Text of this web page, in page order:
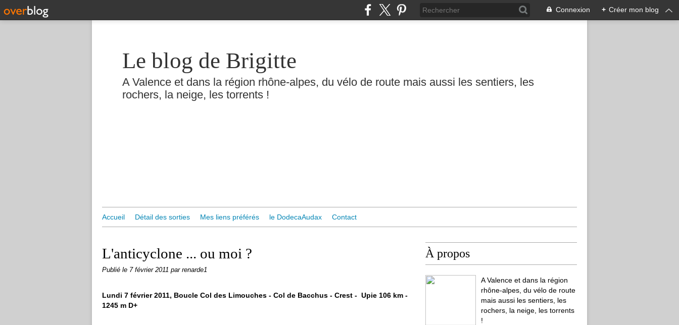
Connexion + Créer mon blog
Le blog de Brigitte
A Valence et dans la région rhône-alpes, du vélo de route mais aussi les sentiers, les
rochers, la neige, les torrents !
Accueil Détail des sorties Mes liens préférés le DodecaAudax Contact
L'anticyclone ... ou moi ?
Publié le 7 février 2011 par renarde1
Lundi 7 février 2011, Boucle Col des Limouches - Col de Bacchus - Crest - Upie 106 km -
1245 m D+
À propos
A Valence et dans la région
rhône-alpes, du vélo de route
mais aussi les sentiers, les
rochers, la neige, les torrents
!